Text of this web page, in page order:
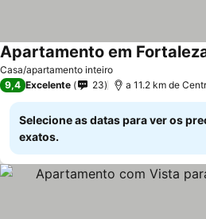
Casa/apartamento inteiro
Ver preços
9,4 Excelente 23 a 11.2 km de
Selecione as datas para ver os
exatos.